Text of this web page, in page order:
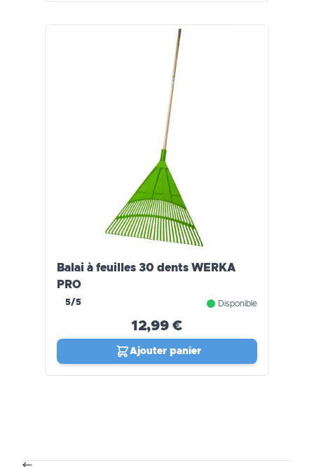
Balai à feuilles 30 dents WERKA
PRO
5/5 Disponible
12,99 €
Ajouter panier